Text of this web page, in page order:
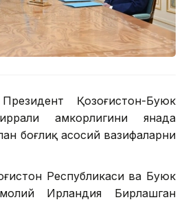
Қозоғистон-Буюк
ҳамкорлигини янада
боғлиқ асосий вазифаларни
Республикаси ва Буюк
Ирландия Бирлашган